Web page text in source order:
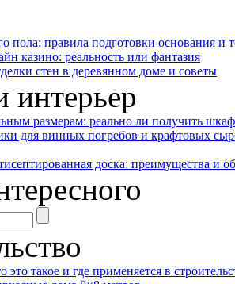
пола: правила подготовки основания и
казино: реальность или фантазия
стен в деревянном доме и советы
интерьер
размерам: реально ли получить
для винных погребов и крафтовых
доска: преимущества и
это такое и где применяется в